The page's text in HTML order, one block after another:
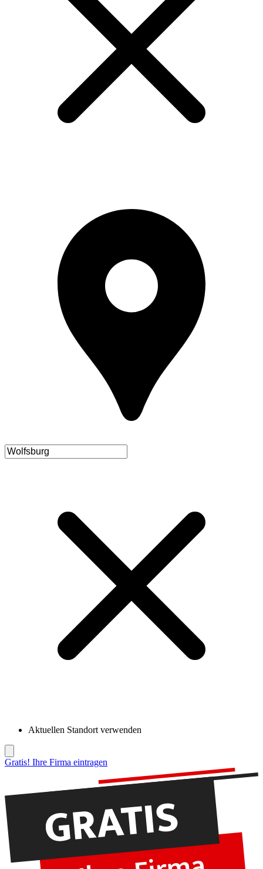
Aktuellen Standort verwenden
Gratis! Ihre Firma eintragen